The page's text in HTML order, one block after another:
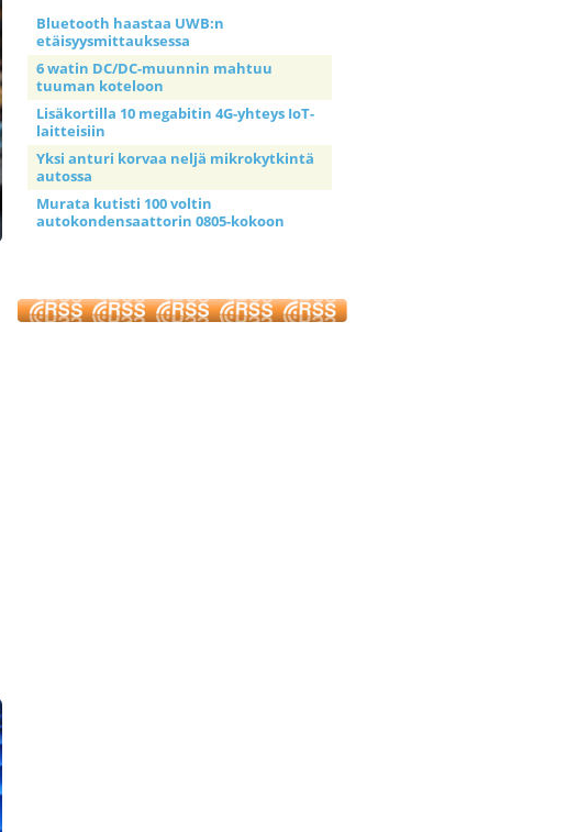
Bluetooth haastaa UWB:n
etäisyysmittauksessa
6 watin DC/DC-muunnin mahtuu
tuuman koteloon
Lisäkortilla 10 megabitin 4G-yhteys IoT-
laitteisiin
Yksi anturi korvaa neljä mikrokytkintä
autossa
Murata kutisti 100 voltin
autokondensaattorin 0805-kokoon